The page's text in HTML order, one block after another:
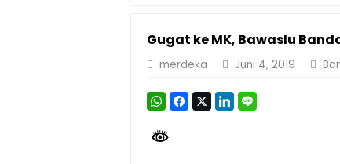
Dirut Jasa Raharja Dampingi
Pastikan Pelayanan Maksimal, Direksi
Dirut Jasa Raharja Dampingi
Gugat ke MK, Bawaslu
merdeka Juni 4, 2019